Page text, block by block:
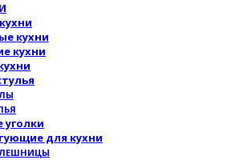
кухни
кухни
уголки
для кухни